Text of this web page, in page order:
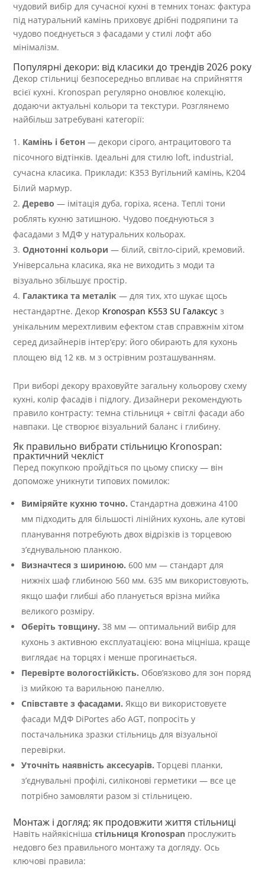
чудовий вибір для сучасної кухні в темних тонах: фактура
під натуральний камінь приховує дрібні подряпини та
чудово поєднується з фасадами у стилі лофт або
мінімалізм.
Популярні декори: від класики до трендів 2026 року
Декор стільниці безпосередньо впливає на сприйняття
всієї кухні. Kronospan регулярно оновлює колекцію,
додаючи актуальні кольори та текстури. Розглянемо
найбільш затребувані категорії:
Камінь і бетон — декори сірого, антрацитового та
пісочного відтінків. Ідеальні для стилю loft, industrial,
сучасна класика. Приклади: K353 Вугільний камінь, K204
Білий мармур.
Дерево — імітація дуба, горіха, ясена. Теплі тони
роблять кухню затишною. Чудово поєднуються з
фасадами з МДФ у натуральних кольорах.
Однотонні кольори — білий, світло-сірий, кремовий.
Універсальна класика, яка не виходить з моди та
візуально збільшує простір.
Галактика та металік — для тих, хто шукає щось
нестандартне. Декор Kronospan K553 SU Галаксус з
унікальним мерехтливим ефектом став справжнім хітом
серед дизайнерів інтер’єру: його обирають для кухонь
площею від 12 кв. м з острівним розташуванням.
При виборі декору враховуйте загальну кольорову схему
кухні, колір фасадів і підлогу. Дизайнери рекомендують
правило контрасту: темна стільниця + світлі фасади або
навпаки. Це створює візуальний баланс і глибину.
Як правильно вибрати стільницю Kronospan:
практичний чекліст
Перед покупкою пройдіться по цьому списку — він
допоможе уникнути типових помилок:
Виміряйте кухню точно. Стандартна довжина 4100
мм підходить для більшості лінійних кухонь, але кутові
планування потребують двох відрізків із торцевою
з’єднувальною планкою.
Визначтеся з шириною. 600 мм — стандарт для
нижніх шаф глибиною 560 мм. 635 мм використовують,
якщо шафи глибші або планується врізна мийка
великого розміру.
Оберіть товщину. 38 мм — оптимальний вибір для
кухонь з активною експлуатацією: вона міцніша, краще
виглядає на торцях і менше прогинається.
Перевірте вологостійкість. Обов’язково для зон поряд
із мийкою та варильною панеллю.
Співставте з фасадами. Якщо ви використовуєте
фасади МДФ DiPortes або AGT, попросіть у
постачальника зразки стільниць для візуальної
перевірки.
Уточніть наявність аксесуарів. Торцеві планки,
з’єднувальні профілі, силіконові герметики — все це
потрібно замовляти разом зі стільницею.
Монтаж і догляд: як продовжити життя стільниці
Навіть найякіснішастільниця Kronospan прослужить
недовго без правильного монтажу та догляду. Ось
ключові правила: